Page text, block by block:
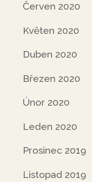
Červen 2020
Květen 2020
Duben 2020
Březen 2020
Únor 2020
Leden 2020
Prosinec 2019
Listopad 2019